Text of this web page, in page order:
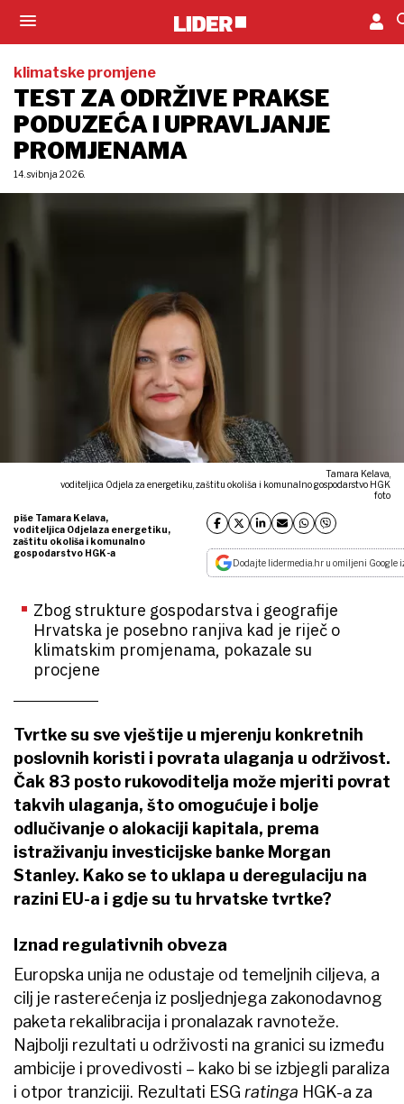
klimatske promjene
TEST ZA ODRŽIVE PRAKSE
PODUZEĆA I UPRAVLJANJE
PROMJENAMA
14. svibnja 2026.
Tamara Kelava,
voditeljica Odjela za energetiku, zaštitu okoliša i komunalno gospodarstvo HGK
foto
piše Tamara Kelava,
voditeljica Odjela za energetiku,
zaštitu okoliša i komunalno
gospodarstvo HGK-a
Dodajte lidermedia.hr u omiljeni Google
Zbog strukture gospodarstva i geografije
Hrvatska je posebno ranjiva kad je riječ o
klimatskim promjenama, pokazale su
procjene
Tvrtke su sve vještije u mjerenju konkretnih
poslovnih koristi i povrata ulaganja u održivost.
Čak 83 posto rukovoditelja može mjeriti povrat
takvih ulaganja, što omogućuje i bolje
odlučivanje o alokaciji kapitala, prema
istraživanju investicijske banke Morgan
Stanley. Kako se to uklapa u deregulaciju na
razini EU-a i gdje su tu hrvatske tvrtke?
Iznad regulativnih obveza
Europska unija ne odustaje od temeljnih ciljeva, a
cilj je rasterećenja iz posljednjega zakonodavnog
paketa rekalibracija i pronalazak ravnoteže.
Najbolji rezultati u održivosti na granici su između
ambicije i provedivosti – kako bi se izbjegli paraliza
i otpor tranziciji. Rezultati ESG ratinga HGK-a za